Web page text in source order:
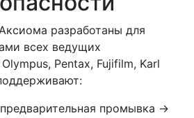
разработаны для
всех ведущих
Pentax, Fujifilm, Karl
промывка →